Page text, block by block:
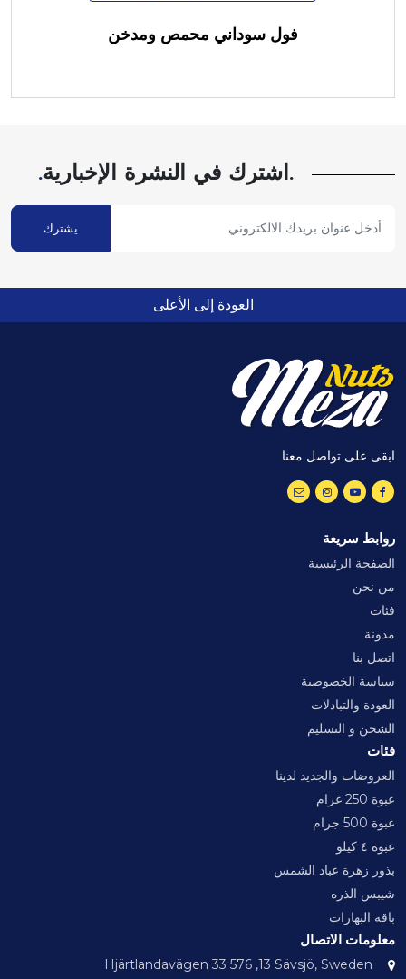
فول سوداني محمص ومدخن
.اشترك في النشرة الإخبارية.
يشترك
العودة إلى الأعلى
ابقى على تواصل معنا
روابط سريعة
الصفحة الرئيسية
من نحن
فئات
مدونة
اتصل بنا
سياسة الخصوصية
العودة والتبادلات
الشحن و التسليم
فئات
العروضات والجديد لدينا
عبوة 250 غرام
عبوة 500 جرام
عبوة ٤ كيلو
بذور زهرة عباد الشمس
شيبس الذره
باقه البهارات
معلومات الاتصال
Hjärtlandavägen 33 576 ,13 Sävsjö, Sweden